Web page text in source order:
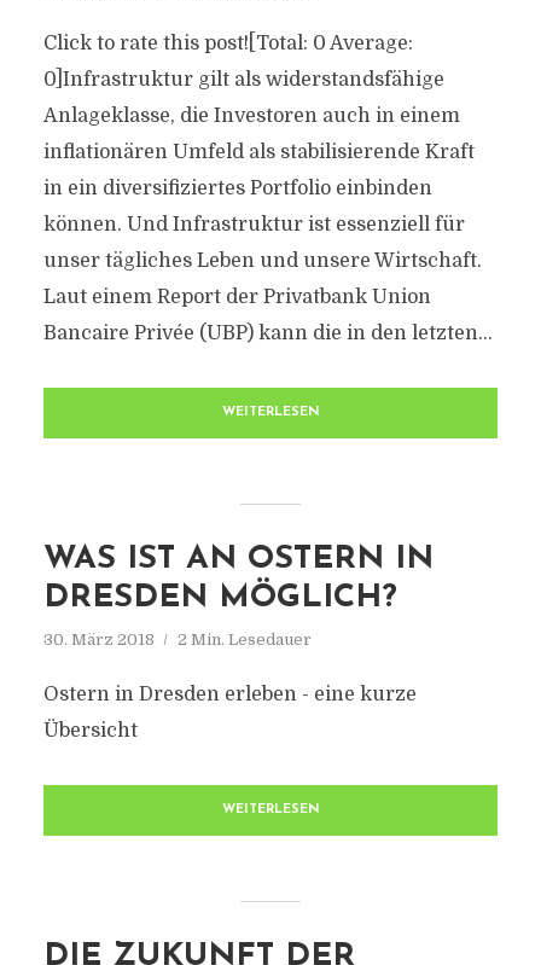
Click to rate this post![Total: 0 Average:
0]Infrastruktur gilt als widerstandsfähige
Anlageklasse, die Investoren auch in einem
inflationären Umfeld als stabilisierende Kraft
in ein diversifiziertes Portfolio einbinden
können. Und Infrastruktur ist essenziell für
unser tägliches Leben und unsere Wirtschaft.
Laut einem Report der Privatbank Union
Bancaire Privée (UBP) kann die in den letzten...
WEITERLESEN
WAS IST AN OSTERN IN
DRESDEN MÖGLICH?
30. März 2018 2 Min. Lesedauer
Ostern in Dresden erleben - eine kurze
Übersicht
WEITERLESEN
DIE ZUKUNFT DER